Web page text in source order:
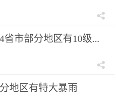
市部分地区有10级...
地区有特大暴雨